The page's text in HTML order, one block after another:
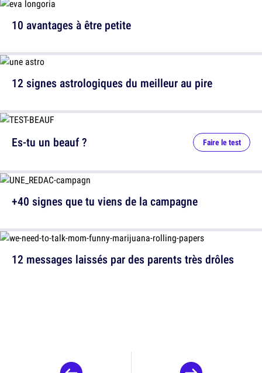
10 avantages à être petite
12 signes astrologiques du meilleur au pire
12 messages laissés par des parents très drôles
Es-tu un beauf ? Faire le test
+40 signes que tu viens de la campagne